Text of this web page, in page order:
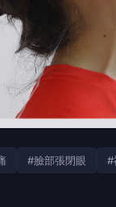
#臉部張閉眼 #